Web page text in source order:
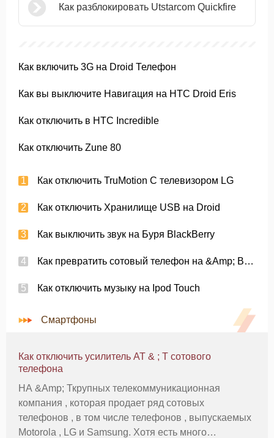
Как разблокировать Utstarcom Quickfire
Как включить 3G на Droid Телефон
Как вы выключите Навигация на HTC Droid Eris
Как отключить в HTC Incredible
Как отключить Zune 80
Как отключить TruMotion С телевизором LG
Как отключить Хранилище USB на Droid
Как выключить звук на Буря BlackBerry
Как превратить сотовый телефон на &Amp; Выкл
Как отключить музыку на Ipod Touch
Смартфоны
Как отключить усилитель AT & ; T сотового
телефона
НА &Amp; Ткрупных телекоммуникационная
компания , которая продает ряд сотовых
телефонов , в том числе телефонов , выпускаемых
Motorola , LG и Samsung. Хотя есть много